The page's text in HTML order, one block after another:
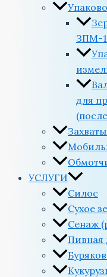
ЗПМ-
для
УСЛУГИ
Силос
Сухое
Сенаж
Пивная